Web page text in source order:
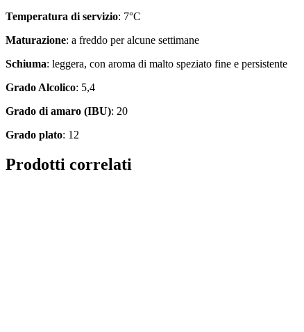
Temperatura di servizio: 7°C
Maturazione: a freddo per alcune settimane
Schiuma: leggera, con aroma di malto speziato fine e persistente
Grado Alcolico: 5,4
Grado di amaro (IBU): 20
Grado plato: 12
Prodotti correlati